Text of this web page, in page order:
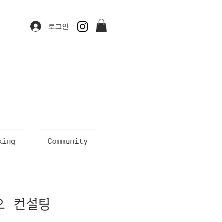
로그인
Community
컨설팅